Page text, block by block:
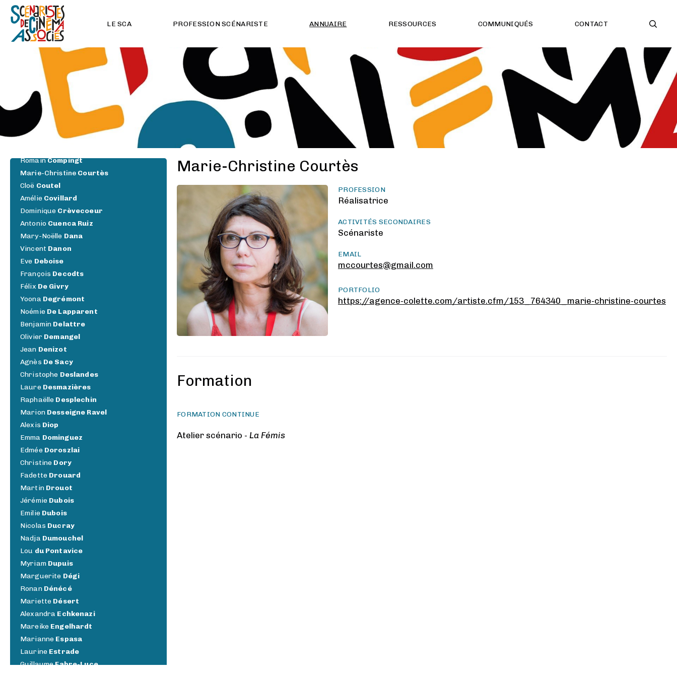
LE SCA PROFESSION SCÉNARISTE ANNUAIRE RESSOURCES COMMUNIQUÉS CONTACT
IditCebula
MargotChalandon
XiaoxingCheng
ChloéChevalier
Raphaël
Dominique
Choisy
François
Choquet
Pierre
Chosson
Anna
Ciennik
Marion
Clauzel
Béatrice
Colombier
RomainCompingt
Marie-Christine Courtès
Cloë Coutel
Amélie Covillard
Dominique Crèvecoeur
Antonio Cuenca Ruiz
Mary-Noëlle Dana
Vincent Danon
Eve Deboise
François Decodts
Félix De Givry
Yoona Degrémont
Noémie De Lapparent
Benjamin Delattre
Olivier Demangel
Jean Denizot
Agnès De Sacy
Christophe Deslandes
Laure Desmazières
Raphaëlle Desplechin
Marion Desseigne Ravel
Alexis Diop
Emma Dominguez
Edmée Doroszlai
Christine Dory
Fadette Drouard
Martin Drouot
Jérémie Dubois
Emilie Dubois
Nicolas Ducray
Nadja Dumouchel
Lou du Pontavice
Myriam Dupuis
Marguerite Dégi
Ronan Dénécé
Mariette Désert
Alexandra Echkenazi
Mareike Engelhardt
Marianne Espasa
Laurine Estrade
GuillaumeFabre-Luce
Marie-Christine Courtès
PROFESSION
Réalisatrice
ACTIVITÉS SECONDAIRES
Scénariste
EMAIL
mccourtes@gmail.com
PORTFOLIO
https://agence-colette.com/artiste.cfm/153_764340_marie-christine-courtes
Formation
FORMATION CONTINUE
Atelier scénario - La Fémis